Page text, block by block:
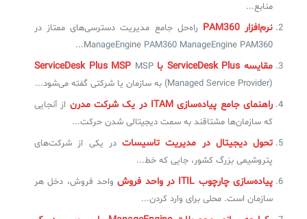
منابع...
نرم‌افزار PAM360
راه‌حل جامع مدیریت دسترسی‌های ممتاز در
ManageEngine PAM360 ManageEngine PAM360...
مقایسه ServiceDesk Plus با ServiceDesk Plus MSP
MSP
(Managed Service Provider) به سازمان یا شرکتی گفته می‌شود...
راهنمای جامع پیاده‌سازی ITAM در یک شرکت مدرن
از آنجایی
که سازمان‌ها مشتاقند به سمت دیجیتالی شدن حرکت...
تحول دیجیتال در مدیریت تاسیسات در یکی از شرکت‌های
پتروشیمی بزرگ کشور، جایی که خط...
پیاده‌سازی چارچوب ITIL در واحد فروش
واحد فروش، دخل هر
سازمان است. محلی برای وارد کردن...